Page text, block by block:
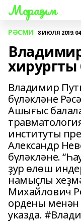
Мораҙым
РӘСМИ 8 ИЮЛЯ 2019,
хирургты
Владимир
бүләкләне
Ашығыс
институты
Александр
бүләкләне.
ҙур өлөш
намыҫлы
Михайлович
ордены менән
указда.